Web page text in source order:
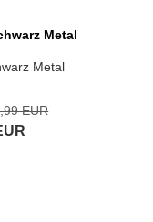
Metal
EUR